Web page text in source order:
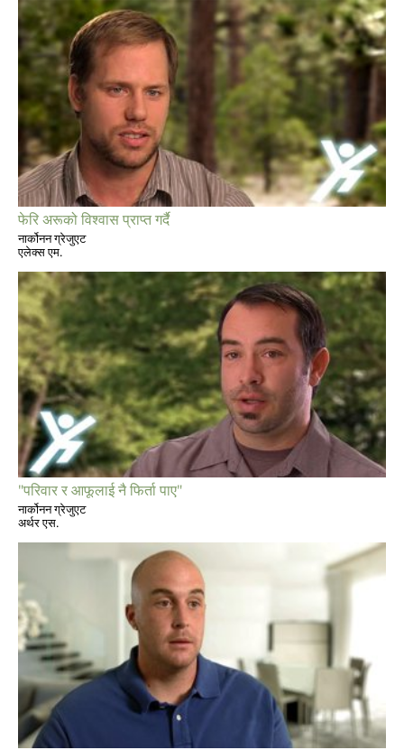
फेरि अरूको विश्वास प्राप्त गर्दै
नार्कोनन ग्रेजुएट
एलेक्स एम.
"परिवार र आफूलाई नै फिर्ता पाए"
नार्कोनन ग्रेजुएट
अर्थर एस.